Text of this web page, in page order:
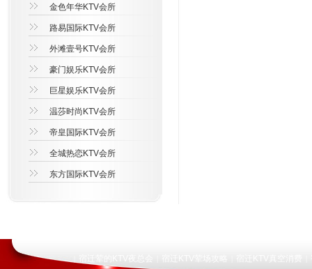
金色年华KTV会所
路易国际KTV会所
外滩壹号KTV会所
豪门娱乐KTV会所
巨星娱乐KTV会所
温莎时尚KTV会所
帝皇国际KTV会所
全城热恋KTV会所
东方国际KTV会所